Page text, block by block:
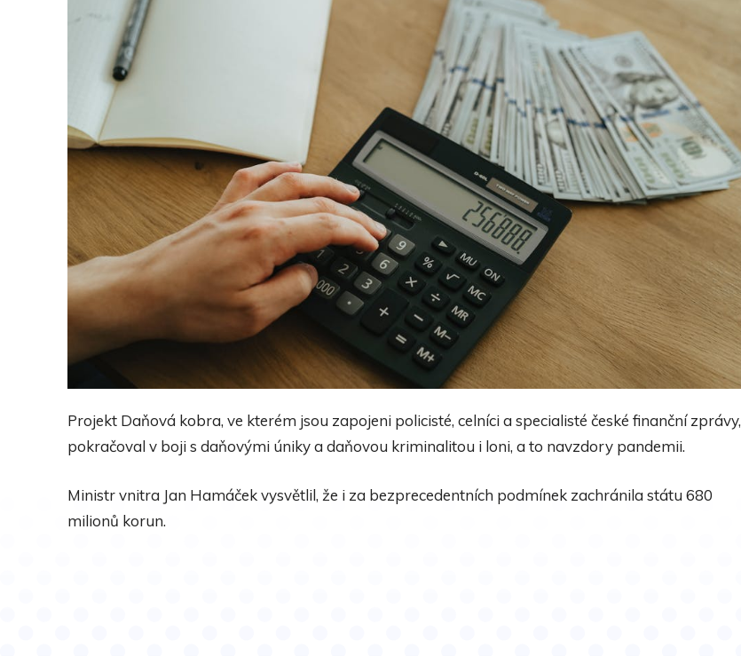
Projekt Daňová kobra, ve kterém jsou zapojeni policisté, celníci a specialisté české finanční zprávy,
pokračoval v boji s daňovými úniky a daňovou kriminalitou i loni, a to navzdory pandemii.
Ministr vnitra Jan Hamáček vysvětlil, že i za bezprecedentních podmínek zachránila státu 680
milionů korun.